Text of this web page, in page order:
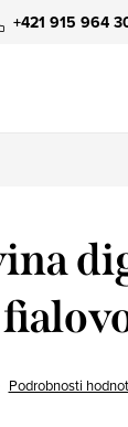
+421 915 964
Podrobnosti